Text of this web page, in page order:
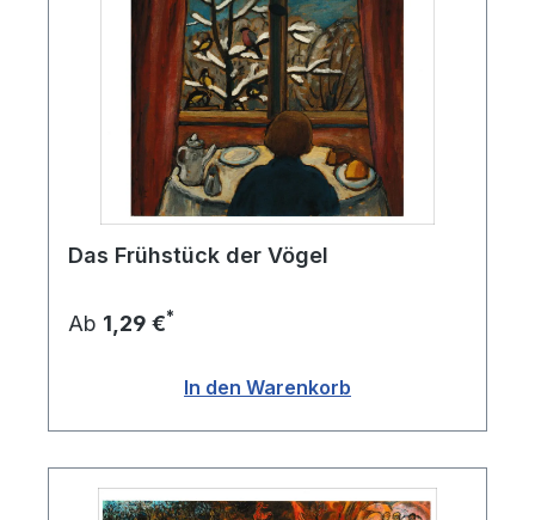
Das Frühstück der Vögel
Ab 1,29 €*
In den Warenkorb